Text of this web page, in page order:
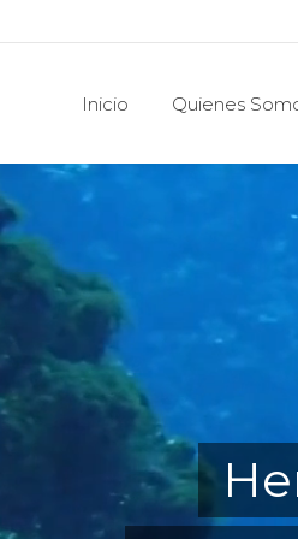
Inicio Quienes
Inicio Quienes